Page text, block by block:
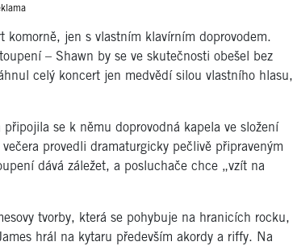
komorně, jen s vlastním klavírním doprovodem.
– Shawn by se ve skutečnosti obešel bez
celý koncert jen medvědí silou vlastního hlasu,
se k němu doprovodná kapela ve složení
provedli dramaturgicky pečlivě připraveným
dává záležet, a posluchače chce „vzít na
tvorby, která se pohybuje na hranicích rocku,
hrál na kytaru především akordy a riffy. Na